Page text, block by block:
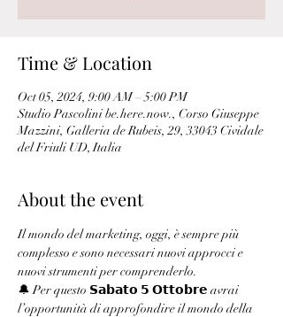
Time & Location
Oct 05, 2024, 9:00 AM – 5:00 PM
Studio Pascolini be.here.now., Corso Giuseppe
Mazzini, Galleria de Rubeis, 29, 33043 Cividale
del Friuli UD, Italia
About the event
Il mondo del marketing, oggi, è sempre più
complesso e sono necessari nuovi approcci e
nuovi strumenti per comprenderlo.
🔔 Per questo 𝗦𝗮𝗯𝗮𝘁𝗼 𝟱 𝗢𝘁𝘁𝗼𝗯𝗿𝗲 avrai
l’opportunità di approfondire il mondo della